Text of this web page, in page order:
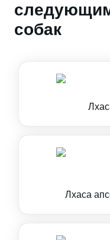
собак
Лхаса